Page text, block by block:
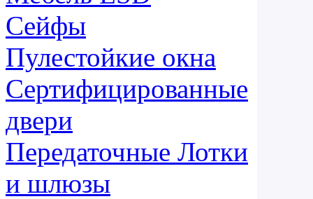
Сейфы
Пулестойкие окна
Сертифицированные
двери
Передаточные Лотки
и шлюзы